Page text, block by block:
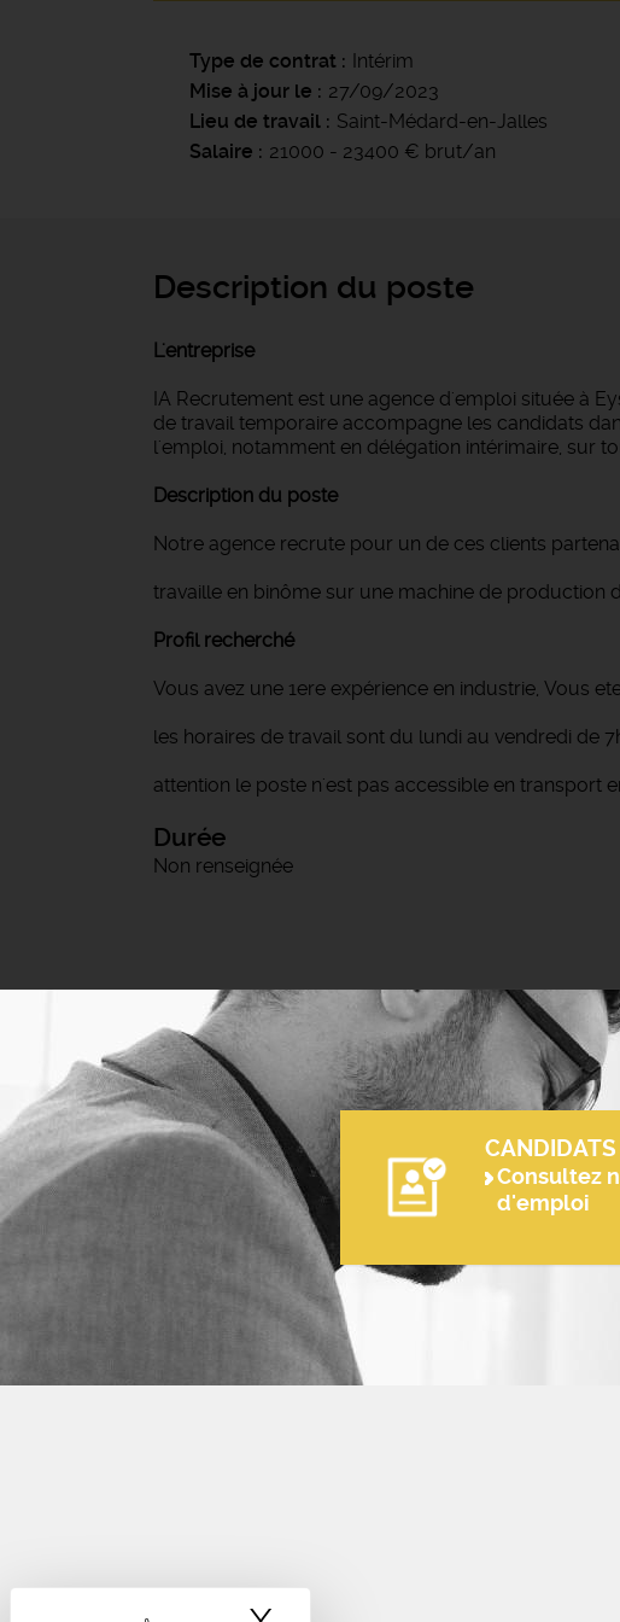
Type de contrat
Intérim
Mise à jour le
27/09/2023
Lieu de travail
Saint-Médard-en-Jalles
Salaire
21000 - 23400 € brut/an
Description du poste
L'entreprise
IA Recrutement est une agence d'emploi située à
de travail temporaire accompagne les candidats
l'emploi, notamment en délégation intérimaire, sur
Description du poste
Notre agence recrute pour un de ces clients
travaille en binôme sur une machine de production
Profil recherché
Vous avez une 1ere expérience en industrie, Vous
les horaires de travail sont du lundi au vendredi de
attention le poste n'est pas accessible en transport
Durée
Non renseignée
CANDIDATS
Consultez
d'emploi